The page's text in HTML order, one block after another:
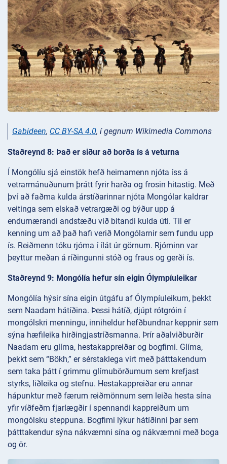
Gabideen, CC BY-SA 4.0, í gegnum Wikimedia Commons
Staðreynd 8: Það er siður að borða ís á veturna
Í Mongólíu sjá einstök hefð heimamenn njóta íss á
vetrarmánuðunum þrátt fyrir harða og frosin hitastig. Með
því að faðma kulda árstíðarinnar njóta Mongólar kaldrar
veitinga sem elskað vetrargæði og býður upp á
endurnærandi andstæðu við bitandi kulda úti. Til er
kenning um að það hafi verið Mongólarnir sem fundu upp
ís. Reiðmenn tóku rjóma í ílát úr görnum. Rjóminn var
þeyttur meðan á ríðingunni stóð og fraus og gerði ís.
Staðreynd 9: Mongólía hefur sín eigin Ólympíuleikar
Mongólía hýsir sína eigin útgáfu af Ólympíuleikum, þekkt
sem Naadam hátíðina. Þessi hátíð, djúpt rótgróin í
mongólskri menningu, inniheldur hefðbundnar keppnir sem
sýna hæfileika hirðingjastríðsmanna. Þrír aðalviðburðir
Naadam eru glíma, hestakappreiðar og bogfimi. Glíma,
þekkt sem “Bökh,” er sérstaklega virt með þátttakendum
sem taka þátt í grimmu glímubörðumum sem krefjast
styrks, liðleika og stefnu. Hestakappreiðar eru annar
hápunktur með færum reiðmönnum sem leiða hesta sína
yfir víðfeðm fjarlægðir í spennandi kappreiðum um
mongólsku steppuna. Bogfimi lýkur hátíðinni þar sem
þátttakendur sýna nákvæmni sína og nákvæmni með boga
og ör.